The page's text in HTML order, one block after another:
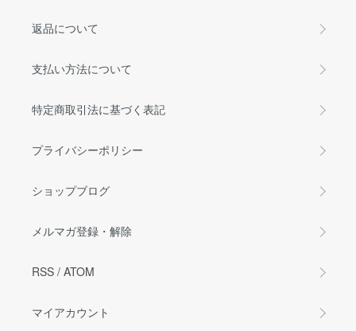
返品について
支払い方法について
特定商取引法に基づく表記
プライバシーポリシー
ショップブログ
メルマガ登録・解除
RSS / ATOM
マイアカウント